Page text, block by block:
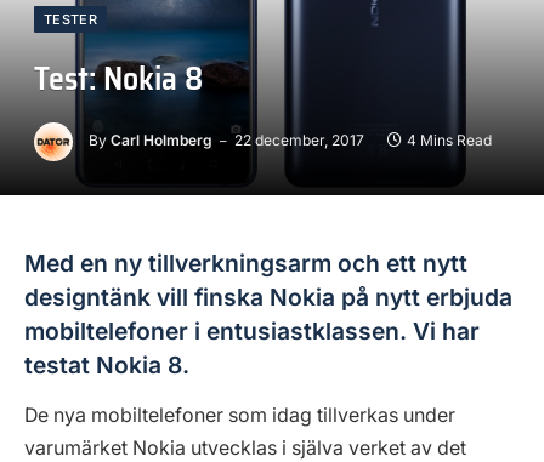
TESTER
Test: Nokia 8
By Carl Holmberg 22 december, 2017 4 Mins Read
Med en ny tillverkningsarm och ett nytt
designtänk vill finska Nokia på nytt erbjuda
mobiltelefoner i entusiastklassen. Vi har
testat Nokia 8.
De nya mobiltelefoner som idag tillverkas under
varumärket Nokia utvecklas i själva verket av det